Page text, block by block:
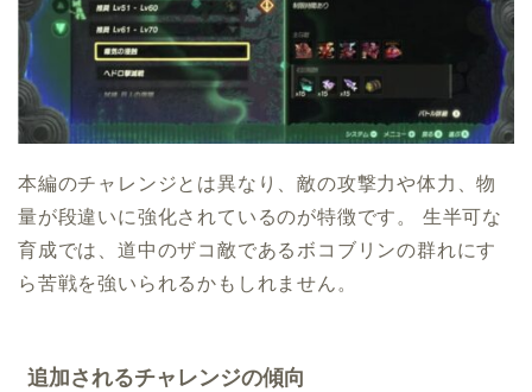
本編のチャレンジとは異なり、敵の攻撃力や体力、物
量が段違いに強化されているのが特徴です。 生半可な
育成では、道中のザコ敵であるボコブリンの群れにす
ら苦戦を強いられるかもしれません。
追加されるチャレンジの傾向